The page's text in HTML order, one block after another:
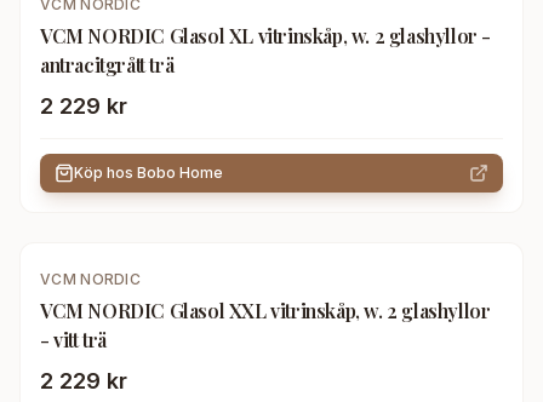
VCM NORDIC
VCM NORDIC Glasol XL vitrinskåp, w. 2 glashyllor -
antracitgrått trä
2 229 kr
Köp hos Bobo Home
VCM NORDIC
VCM NORDIC Glasol XXL vitrinskåp, w. 2 glashyllor
- vitt trä
2 229 kr